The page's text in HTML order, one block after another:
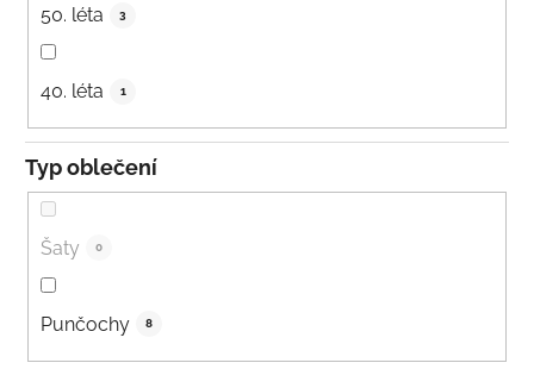
50. léta 3
40. léta 1
Typ oblečení
Šaty 0
Punčochy 8